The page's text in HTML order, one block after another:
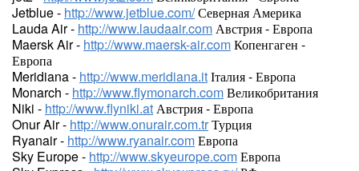
Jetblue - http://www.jetblue.com/Северная Америка
Lauda Air - http://www.laudaair.comАвстрия - Европа
Maersk Air - http://www.maersk-air.comКопенгаген -
Европа
Meridiana - http://www.meridiana.itІталия - Европа
Monarch - http://www.flymonarch.comВеликобритания
Niki - http://www.flyniki.atАвстрия - Европа
Onur Air - http://www.onurair.com.trТурция
Ryanair - http://www.ryanair.comЕвропа
Sky Europe - http://www.skyeurope.comЕвропа